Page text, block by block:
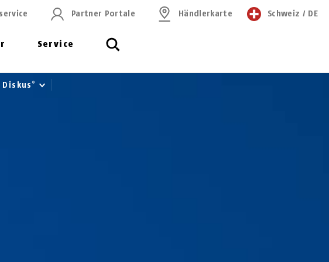
Service
Partner Portale Händlerkarte Schweiz / DE
Diskus ®